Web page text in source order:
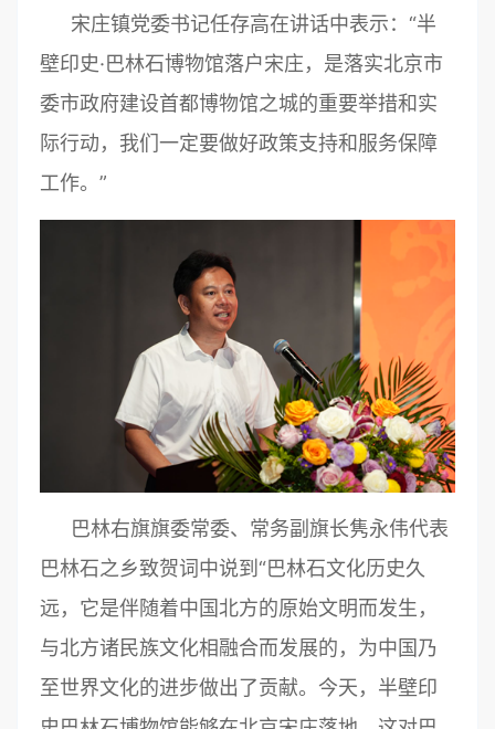
宋庄镇党委书记任存高在讲话中表示：“半
壁印史·巴林石博物馆落户宋庄，是落实北京市
委市政府建设首都博物馆之城的重要举措和实
际行动，我们一定要做好政策支持和服务保障
工作。”
巴林右旗旗委常委、常务副旗长隽永伟代表
巴林石之乡致贺词中说到“巴林石文化历史久
远，它是伴随着中国北方的原始文明而发生，
与北方诸民族文化相融合而发展的，为中国乃
至世界文化的进步做出了贡献。今天，半壁印